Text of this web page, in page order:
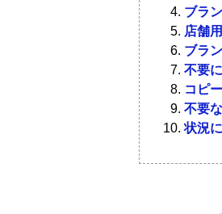
ブラ
店舗
ブラ
不要
コピ
不要
状況